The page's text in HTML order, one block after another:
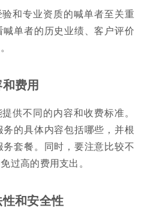
和专业资质的喊单者至关重
单者的历史业绩、客户评价
费用
供不同的内容和收费标准。
的具体内容包括哪些，并根
套餐。同时，要注意比较不
过高的费用支出。
和安全性